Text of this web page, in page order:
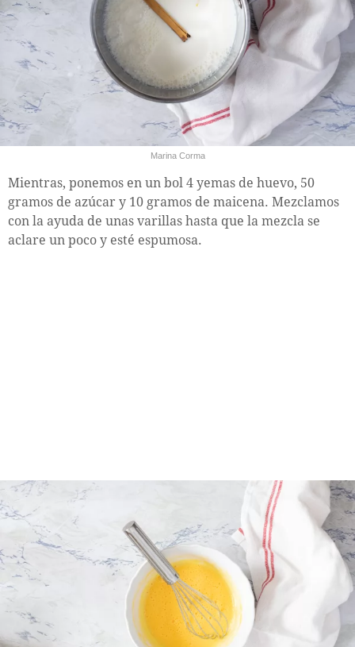
Marina Corma
Mientras, ponemos en un bol 4 yemas de huevo, 50
gramos de azúcar y 10 gramos de maicena. Mezclamos
con la ayuda de unas varillas hasta que la mezcla se
aclare un poco y esté espumosa.